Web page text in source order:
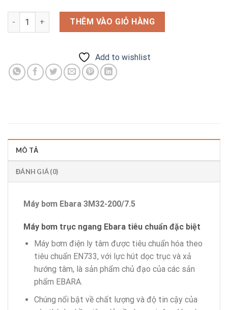
Máy bơm Ebara 3M32-200/7.5 số lượng
THÊM VÀO GIỎ HÀNG
Add to wishlist
MÔ TẢ
ĐÁNH GIÁ (0)
Máy bơm Ebara 3M32-200/7.5
Máy bơm trục ngang Ebara tiêu chuẩn đặc biệt
Máy bơm điện ly tâm được tiêu chuẩn hóa theo
tiêu chuẩn EN733, với lực hút dọc trục và xả
hướng tâm, là sản phẩm chủ đạo của các sản
phẩm EBARA.
Chúng nổi bật về chất lượng và độ tin cậy của